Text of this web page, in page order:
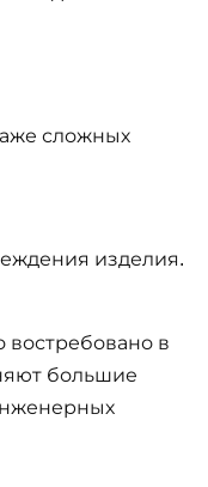
сложных
изделия.
востребовано в
большие